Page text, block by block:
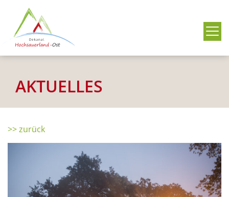
AKTUELLES
>> zurück